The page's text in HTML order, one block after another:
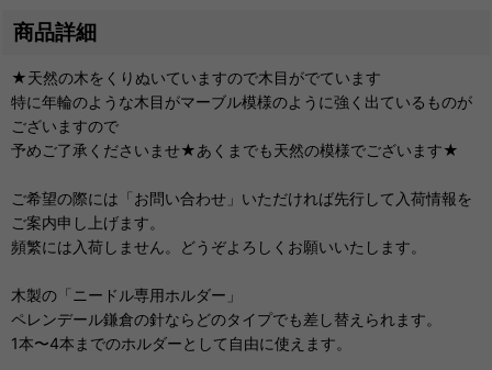
商品詳細
★天然の木をくりぬいていますので木目がでています
特に年輪のような木目がマーブル模様のように強く出ているものが
ございますので
予めご了承くださいませ★あくまでも天然の模様でございます★
ご希望の際には「お問い合わせ」いただければ先行して入荷情報を
ご案内申し上げます。
頻繁には入荷しません。どうぞよろしくお願いいたします。
木製の「ニードル専用ホルダー」
ペレンデール鎌倉の針ならどのタイプでも差し替えられます。
1本〜4本までのホルダーとして自由に使えます。